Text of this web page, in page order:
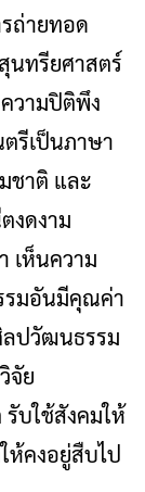
ถ่ายทอด
นทรียศาสตร์
วามปิติพึง
รีเป็นภาษา
ชาติ และ
งดงาม
เห็นความ
มอันมีคุณค่า
ลปวัฒนธรรม
จัย
บใช้สังคมให้
ห้คงอยู่สืบไป